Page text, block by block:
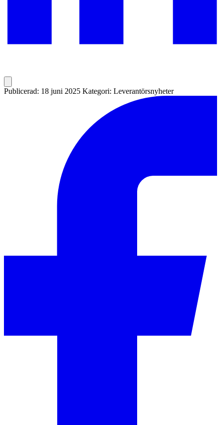
Publicerad: 18 juni 2025 Kategori: Leverantörsnyheter